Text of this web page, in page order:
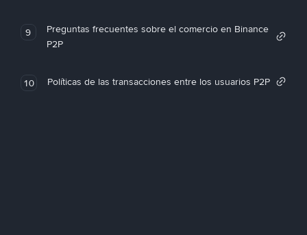
9
Preguntas frecuentes sobre el comercio en Binance
P2P
10 Políticas de las transacciones entre los usuarios P2P